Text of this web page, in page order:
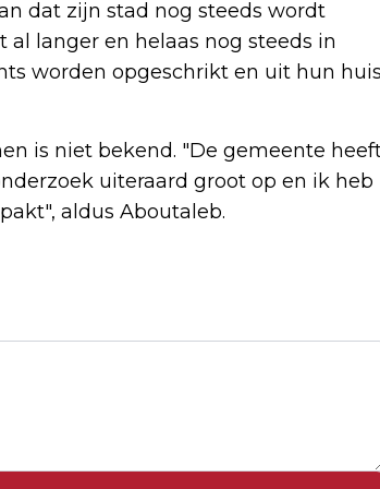
dat zijn stad nog steeds wordt
langer en helaas nog steeds in
worden opgeschrikt en uit hun
is niet bekend. "De gemeente
uiteraard groot op en ik heb
aldus Aboutaleb.
OVER RESULTATEN